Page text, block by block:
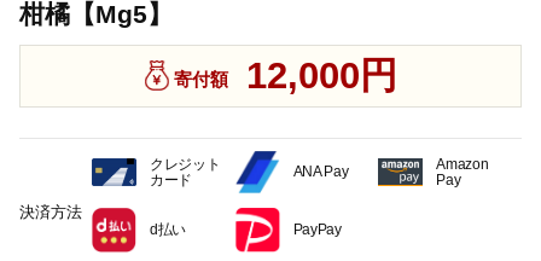
柑橘【Mg5】
寄付額 12,000円
決済方法
クレジット
カード
ANA Pay
Amazon
Pay
d払い PayPay